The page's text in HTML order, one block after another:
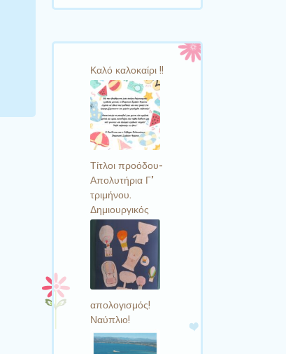
Καλό καλοκαίρι !!
Τίτλοι προόδου-
Απολυτήρια Γ’
τριμήνου.
Δημιουργικός
απολογισμός!
Ναύπλιο!